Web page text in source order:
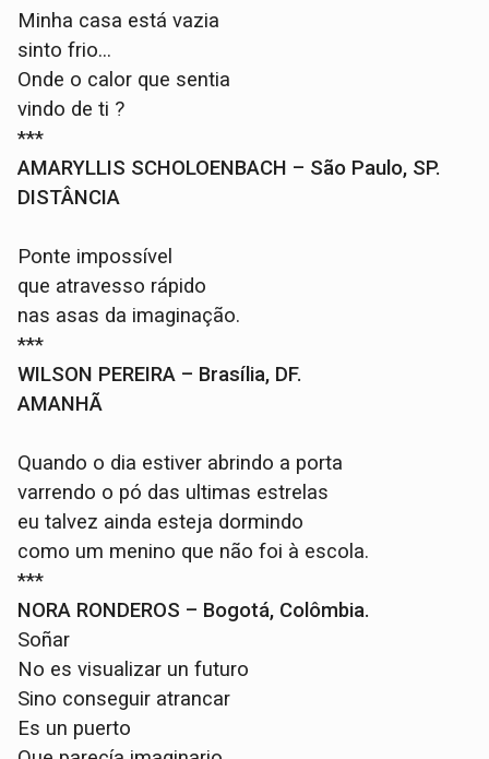
Minha casa está vazia
sinto frio...
Onde o calor que sentia
vindo de ti ?
***
AMARYLLIS SCHOLOENBACH – São Paulo, SP.
DISTÂNCIA
Ponte impossível
que atravesso rápido
nas asas da imaginação.
***
WILSON PEREIRA – Brasília, DF.
AMANHÃ
Quando o dia estiver abrindo a porta
varrendo o pó das ultimas estrelas
eu talvez ainda esteja dormindo
como um menino que não foi à escola.
***
NORA RONDEROS – Bogotá, Colômbia.
Soñar
No es visualizar un futuro
Sino conseguir atrancar
Es un puerto